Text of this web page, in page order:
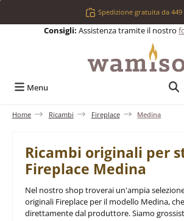
Passa al contenuto principaleSpedizione gratuita da 449
Consigli: Assistenza tramite il nostro
Menu
Home Ricambi Fireplace Medina
Ricambi originali per
Fireplace Medina
Nel nostro shop troverai un'ampia
originali Fireplace per il modello Medina,
direttamente dal produttore. Siamo